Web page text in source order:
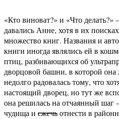
«Кто виноват?» и «Что делать?»
давались Анне, хотя в их
множество книг. Названия и
книги иногда являлись ей в
птиц, разбивающихся об
дворцовой башни, в которой
недолго радовалась тому, что
настоящий дворец, но тут же
она решилась на отчаянный шаг
чудища и сжечьотнести в